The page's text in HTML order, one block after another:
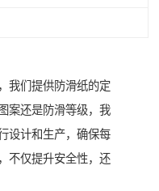
我们提供防滑纸的定
案还是防滑等级，我
设计和生产，确保每
不仅提升安全性，还